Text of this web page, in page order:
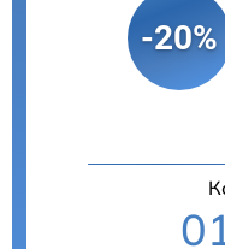
-20%